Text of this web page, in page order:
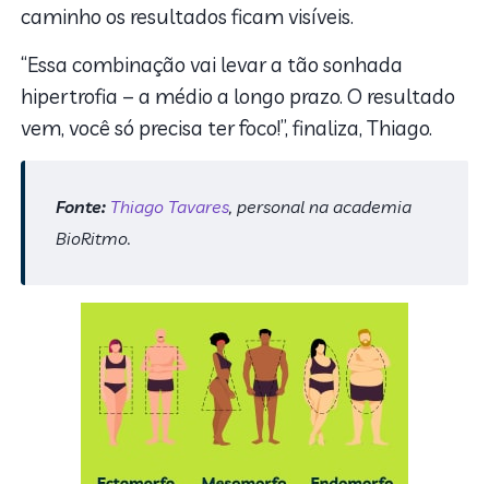
caminho os resultados ficam visíveis.
“Essa combinação vai levar a tão sonhada
hipertrofia – a médio a longo prazo. O resultado
vem, você só precisa ter foco!”, finaliza, Thiago.
Fonte: Thiago Tavares, personal na academia
BioRitmo.